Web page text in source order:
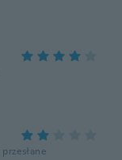
przesłane